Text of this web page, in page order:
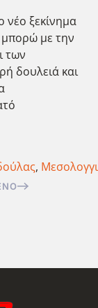
νέο ξεκίνημα
με την
των
δουλειά και
, Μεσολογγι